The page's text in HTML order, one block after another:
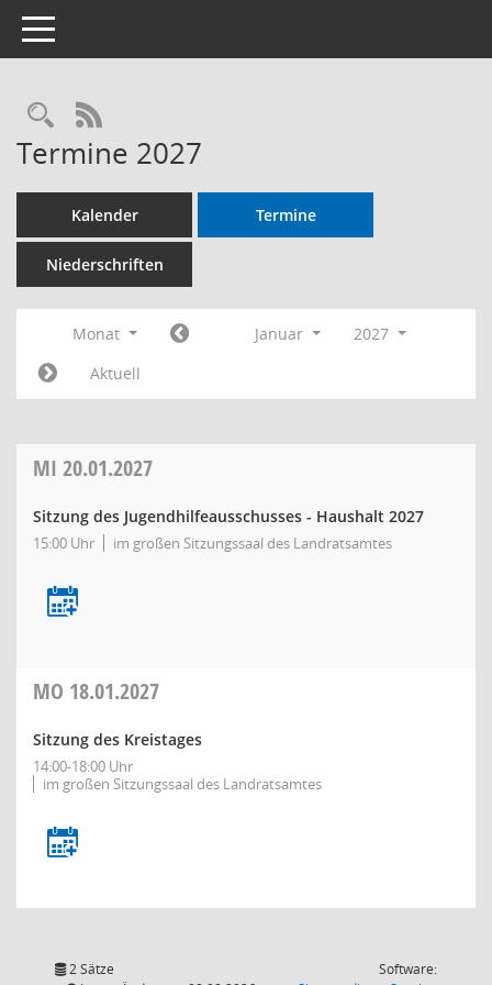
Toggle navigation
RSS-Feed
Termine 2027
Kalender Termine
Niederschriften
Monat Januar
2027
Aktuell
MI 20.01.2027
Sitzung des Jugendhilfeausschusses - Haushalt 2027
15:00 Uhr im großen Sitzungssaal des Landratsamtes
MO 18.01.2027
Sitzung des Kreistages
14:00-18:00 Uhr
im großen Sitzungssaal des Landratsamtes
2 Sätze
Software: